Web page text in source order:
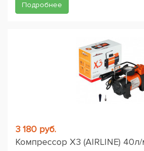
Подробнее
3 180 руб.
Компрессор X3 (AIRLINE)